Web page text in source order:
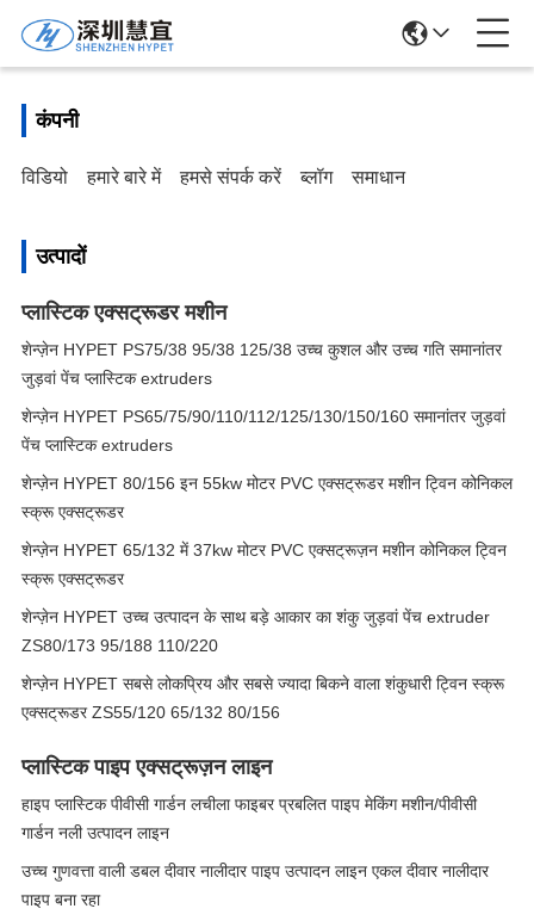
कंपनी
विडियो हमारे बारे में हमसे संपर्क करें ब्लॉग समाधान
उत्पादों
प्लास्टिक एक्सट्रूडर मशीन
शेन्ज़ेन HYPET PS75/38 95/38 125/38 उच्च कुशल और उच्च गति समानांतर
जुड़वां पेंच प्लास्टिक extruders
शेन्ज़ेन HYPET PS65/75/90/110/112/125/130/150/160 समानांतर जुड़वां
पेंच प्लास्टिक extruders
शेन्ज़ेन HYPET 80/156 इन 55kw मोटर PVC एक्सट्रूडर मशीन ट्विन कोनिकल
स्क्रू एक्सट्रूडर
शेन्ज़ेन HYPET 65/132 में 37kw मोटर PVC एक्सट्रूज़न मशीन कोनिकल ट्विन
स्क्रू एक्सट्रूडर
शेन्ज़ेन HYPET उच्च उत्पादन के साथ बड़े आकार का शंकु जुड़वां पेंच extruder
ZS80/173 95/188 110/220
शेन्ज़ेन HYPET सबसे लोकप्रिय और सबसे ज्यादा बिकने वाला शंकुधारी ट्विन स्क्रू
एक्सट्रूडर ZS55/120 65/132 80/156
प्लास्टिक पाइप एक्सट्रूज़न लाइन
हाइप प्लास्टिक पीवीसी गार्डन लचीला फाइबर प्रबलित पाइप मेकिंग मशीन/पीवीसी
गार्डन नली उत्पादन लाइन
उच्च गुणवत्ता वाली डबल दीवार नालीदार पाइप उत्पादन लाइन एकल दीवार नालीदार
पाइप बना रहा